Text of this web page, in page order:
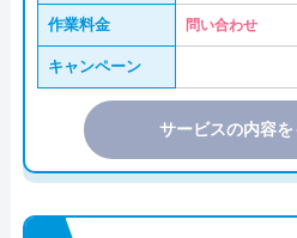
作業料金 問い合わせ
キャンペーン
サービスの内容